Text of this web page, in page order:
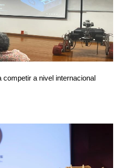
a nivel internacional